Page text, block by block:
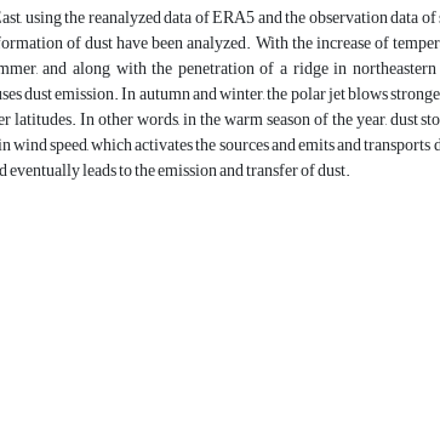
using the reanalyzed data of ERA5 and the observation data
of dust have been analyzed. With the increase of
and along with the penetration of a ridge in
dust emission. In autumn and winter, the polar jet blows
In other words, in the warm season of the year, dust
wind speed, which activates the sources and emits and
leads to the emission and transfer of dust.